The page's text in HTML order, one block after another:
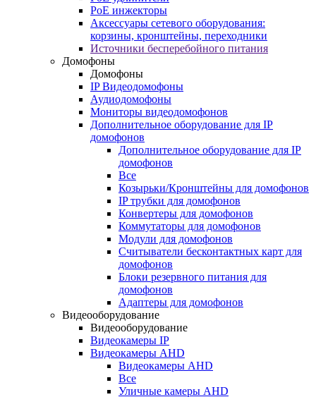
PoE инжекторы
Аксессуары сетевого оборудования:
корзины, кронштейны, переходники
Источники бесперебойного питания
Домофоны
Домофоны
IP Видеодомофоны
Аудиодомофоны
Мониторы видеодомофонов
Дополнительное оборудование для IP
домофонов
Дополнительное оборудование для IP
домофонов
Все
Козырьки/Кронштейны для домофонов
IP трубки для домофонов
Конвертеры для домофонов
Коммутаторы для домофонов
Модули для домофонов
Считыватели бесконтактных карт для
домофонов
Блоки резервного питания для
домофонов
Адаптеры для домофонов
Видеооборудование
Видеооборудование
Видеокамеры IP
Видеокамеры AHD
Видеокамеры AHD
Все
Уличные камеры AHD